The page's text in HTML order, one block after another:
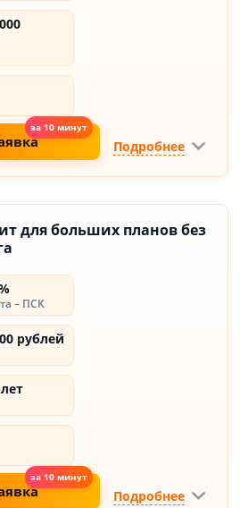
Подробнее
для больших планов без
– ПСК
рублей
Подробнее